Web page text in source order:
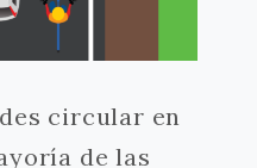
circular en
de las